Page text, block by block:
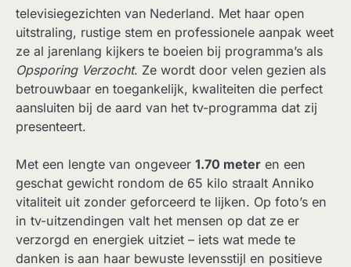
televisiegezichten van Nederland. Met haar open
uitstraling, rustige stem en professionele aanpak weet
ze al jarenlang kijkers te boeien bij programma’s als
Opsporing Verzocht. Ze wordt door velen gezien als
betrouwbaar en toegankelijk, kwaliteiten die perfect
aansluiten bij de aard van het tv-programma dat zij
presenteert.
Met een lengte van ongeveer 1.70 meter en een
geschat gewicht rondom de 65 kilo straalt Anniko
vitaliteit uit zonder geforceerd te lijken. Op foto’s en
in tv-uitzendingen valt het mensen op dat ze er
verzorgd en energiek uitziet – iets wat mede te
danken is aan haar bewuste levensstijl en positieve